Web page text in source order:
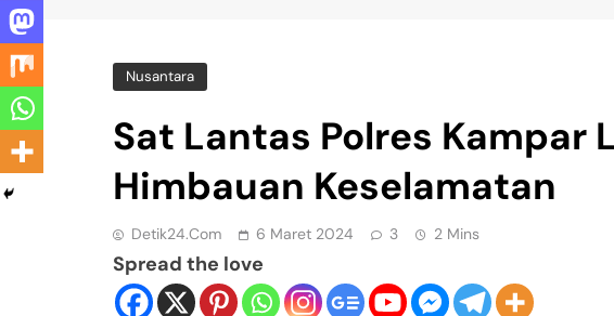
Nusantara
Sat Lantas Polres Kampar
Himbauan Keselamatan
Detik24.com 6 Maret 2024 3 2 Mins
Spread the love